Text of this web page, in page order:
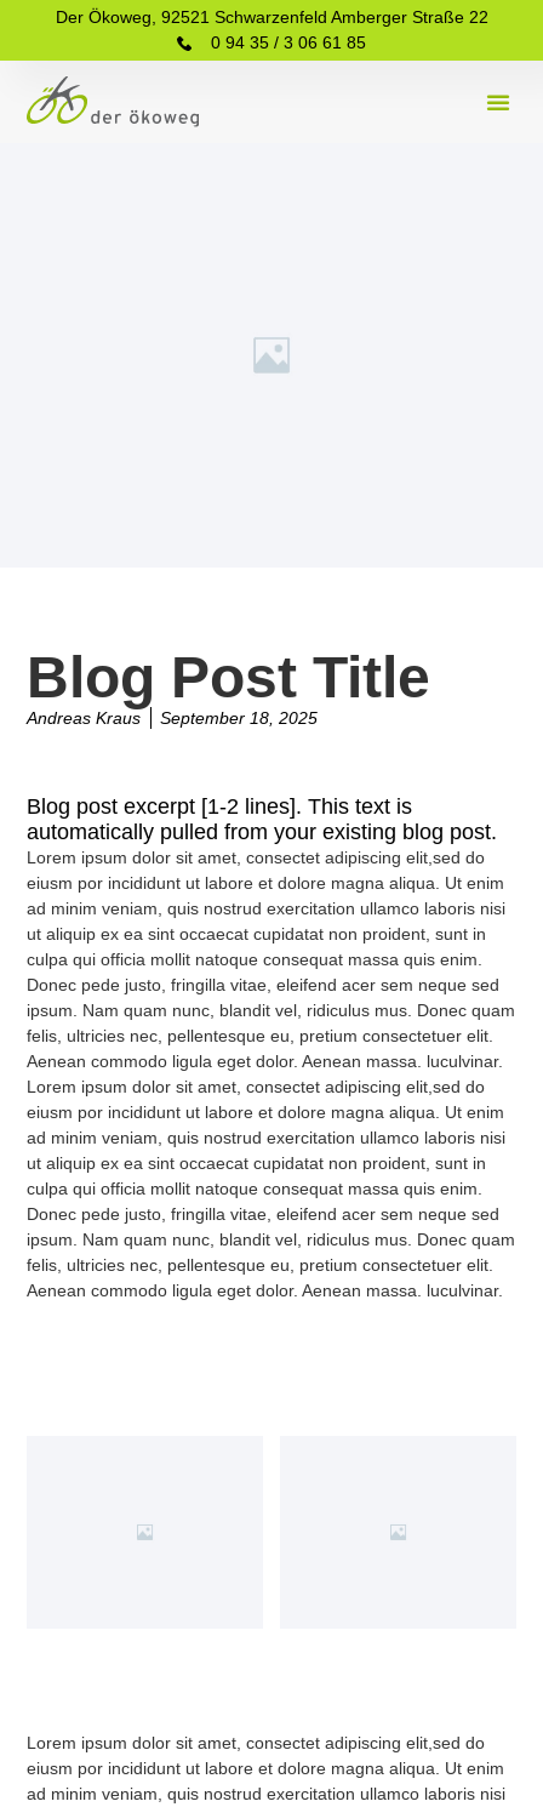
Der Ökoweg, 92521 Schwarzenfeld Amberger Straße 22
0 94 35 / 3 06 61 85
Blog Post Title
Andreas Kraus September 18, 2025
Blog post excerpt [1-2 lines]. This text is
automatically pulled from your existing blog post.
Lorem ipsum dolor sit amet, consectet adipiscing elit,sed do
eiusm por incididunt ut labore et dolore magna aliqua. Ut enim
ad minim veniam, quis nostrud exercitation ullamco laboris nisi
ut aliquip ex ea sint occaecat cupidatat non proident, sunt in
culpa qui officia mollit natoque consequat massa quis enim.
Donec pede justo, fringilla vitae, eleifend acer sem neque sed
ipsum. Nam quam nunc, blandit vel, ridiculus mus. Donec quam
felis, ultricies nec, pellentesque eu, pretium consectetuer elit.
Aenean commodo ligula eget dolor. Aenean massa. luculvinar.
Lorem ipsum dolor sit amet, consectet adipiscing elit,sed do
eiusm por incididunt ut labore et dolore magna aliqua. Ut enim
ad minim veniam, quis nostrud exercitation ullamco laboris nisi
ut aliquip ex ea sint occaecat cupidatat non proident, sunt in
culpa qui officia mollit natoque consequat massa quis enim.
Donec pede justo, fringilla vitae, eleifend acer sem neque sed
ipsum. Nam quam nunc, blandit vel, ridiculus mus. Donec quam
felis, ultricies nec, pellentesque eu, pretium consectetuer elit.
Aenean commodo ligula eget dolor. Aenean massa. luculvinar.
Lorem ipsum dolor sit amet, consectet adipiscing elit,sed do
eiusm por incididunt ut labore et dolore magna aliqua. Ut enim
ad minim veniam, quis nostrud exercitation ullamco laboris nisi